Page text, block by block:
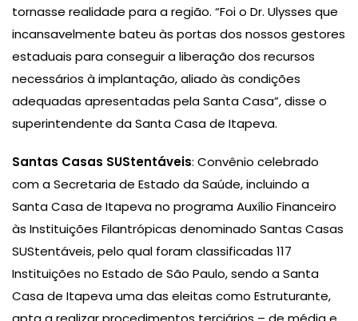
tornasse realidade para a região. “Foi o Dr. Ulysses que
incansavelmente bateu às portas dos nossos gestores
estaduais para conseguir a liberação dos recursos
necessários à implantação, aliado às condições
adequadas apresentadas pela Santa Casa”, disse o
superintendente da Santa Casa de Itapeva.
Santas Casas SUStentáveis: Convênio celebrado
com a Secretaria de Estado da Saúde, incluindo a
Santa Casa de Itapeva no programa Auxílio Financeiro
às Instituições Filantrópicas denominado Santas Casas
SUStentáveis, pelo qual foram classificadas 117
Instituições no Estado de São Paulo, sendo a Santa
Casa de Itapeva uma das eleitas como Estruturante,